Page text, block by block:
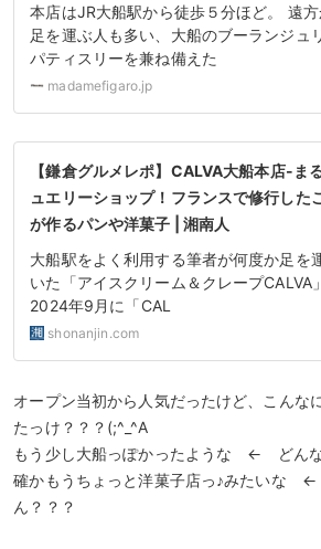
本店はJR大船駅から徒歩５分ほど。 遠方
足を運ぶ人も多い、大船のブーランジュ
パティスリーを兼ね備えた
madamefigaro.jp
【鎌倉グルメレポ】CALVA大船本店-ま
ュエリーショップ！フランスで修行した
が作るパンや洋菓子 | 湘南人
大船駅をよく利用する筆者が何度か足を
いた「アイスクリーム＆クレープCALVA
2024年9月に「CAL
shonanjin.com
オープン当初から人気だったけど、こんな
たっけ？？？(;^_^A
もう少し大船っぽかったような ← どんな
確かもうちょっと洋菓子店っ♪みたいな
ん？？？